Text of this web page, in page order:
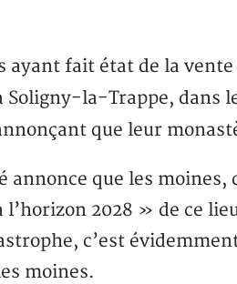
ayant fait état de la
Soligny-la-Trappe, dans
que leur
annonce que les
2028 » de ce
c’est
moines.